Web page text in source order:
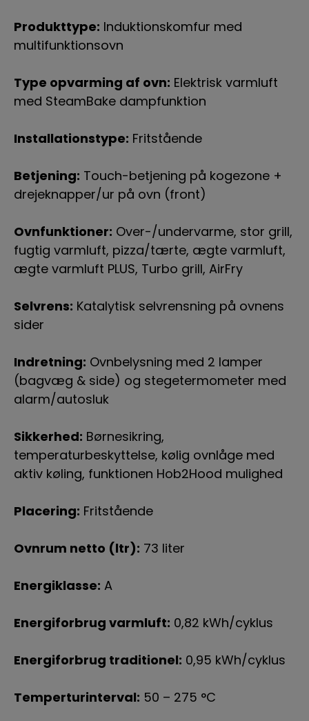
Produkttype: Induktionskomfur med
multifunktionsovn
Type opvarming af ovn: Elektrisk varmluft
med SteamBake dampfunktion
Installationstype: Fritstående
Betjening: Touch-betjening på kogezone +
drejeknapper/ur på ovn (front)
Ovnfunktioner: Over-/undervarme, stor grill,
fugtig varmluft, pizza/tærte, ægte varmluft,
ægte varmluft PLUS, Turbo grill, AirFry
Selvrens: Katalytisk selvrensning på ovnens
sider
Indretning: Ovnbelysning med 2 lamper
(bagvæg & side) og stegetermometer med
alarm/autosluk
Sikkerhed: Børnesikring,
temperaturbeskyttelse, kølig ovnlåge med
aktiv køling, funktionen Hob2Hood mulighed
Placering: Fritstående
Ovnrum netto (ltr): 73 liter
Energiklasse: A
Energiforbrug varmluft: 0,82 kWh/cyklus
Energiforbrug traditionel: 0,95 kWh/cyklus
Temperturinterval: 50 – 275 °C